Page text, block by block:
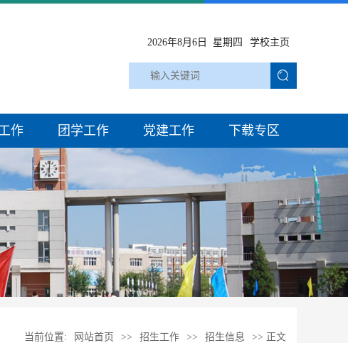
2026年8月6日 星期四 学校主页
作 团学工作 党建工作 下载专区
当前位置: 网站首页 >> 招生工作 >> 招生信息 >> 正文